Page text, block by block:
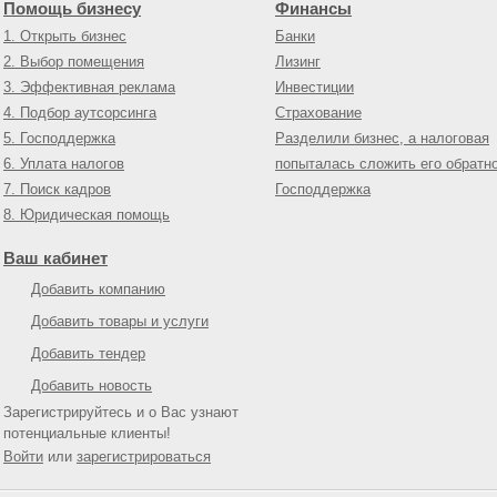
Помощь бизнесу
1. Открыть бизнес
2. Выбор помещения
3. Эффективная реклама
4. Подбор аутсорсинга
5. Господдержка
6. Уплата налогов
7. Поиск кадров
8. Юридическая помощь
Финансы
Банки
Лизинг
Инвестиции
Страхование
Разделили бизнес, а налоговая
попыталась сложить его
Господдержка
Ваш кабинет
Добавить компанию
Добавить товары и услуги
Добавить тендер
Добавить новость
Зарегистрируйтесь и о Вас узнают
потенциальные клиенты!
Войти или зарегистрироваться